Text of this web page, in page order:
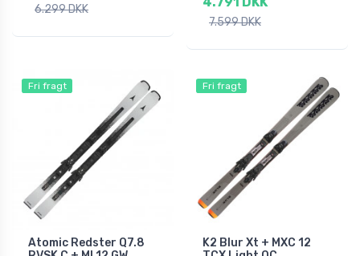
6.299 DKK
7.599 DKK
Fri fragt
Atomic Redster Q7.8
Fri fragt
K2 Blur Xt + MXC 12